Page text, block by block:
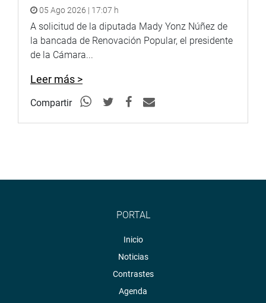
05 Ago 2026 | 17:07 h
A solicitud de la diputada Mady Yonz Núñez de
la bancada de Renovación Popular, el presidente
de la Cámara...
Leer más >
Compartir
PORTAL
Inicio
Noticias
Contrastes
Agenda